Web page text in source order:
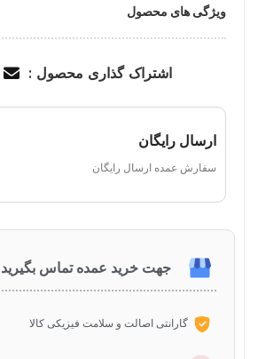
ویژگی های محصول
اشتراک گذاری محصول :
ارسال رایگان
سفارش عمده ارسال رایگان
جهت خرید عمده تماس بگیرید
گارانتی اصالت و سلامت فیزیکی کالا